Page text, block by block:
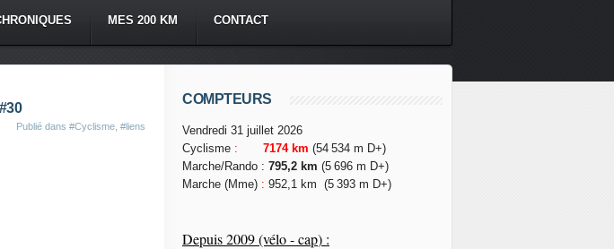
MES 200 KM CONTACT
Publié dans #Cyclisme #liens
COMPTEURS
Vendredi 31 juillet 2026
Cyclisme : 7174 km (54 534 m D+)
Marche/Rando : 795,2 km (5 696 m D+)
Marche (Mme) : 952,1 km (5 393 m D+)
Depuis 2009 (vélo - cap) :